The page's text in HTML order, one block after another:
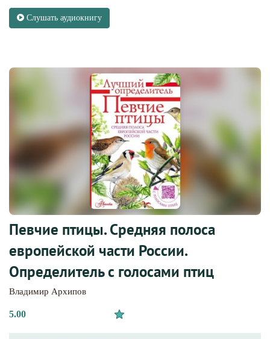
Слушать аудиокнигу
Певчие птицы. Средняя полоса
европейской части России.
Определитель с голосами птиц
Владимир Архипов
5.00